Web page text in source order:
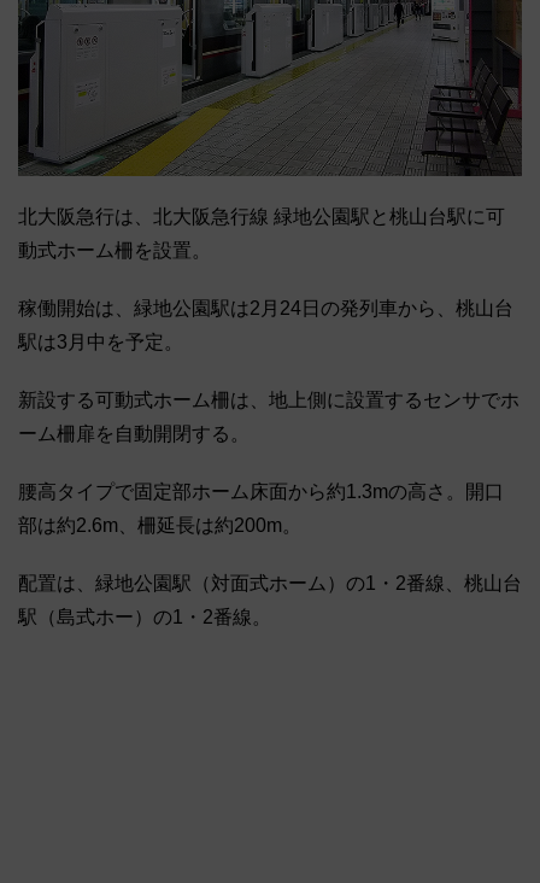
北大阪急行は、北大阪急行線 緑地公園駅と桃山台駅に可
動式ホーム柵を設置。
稼働開始は、緑地公園駅は2月24日の発列車から、桃山台
駅は3月中を予定。
新設する可動式ホーム柵は、地上側に設置するセンサでホ
ーム柵扉を自動開閉する。
腰高タイプで固定部ホーム床面から約1.3mの高さ。開口
部は約2.6m、柵延長は約200m。
配置は、緑地公園駅（対面式ホーム）の1・2番線、桃山台
駅（島式ホー）の1・2番線。